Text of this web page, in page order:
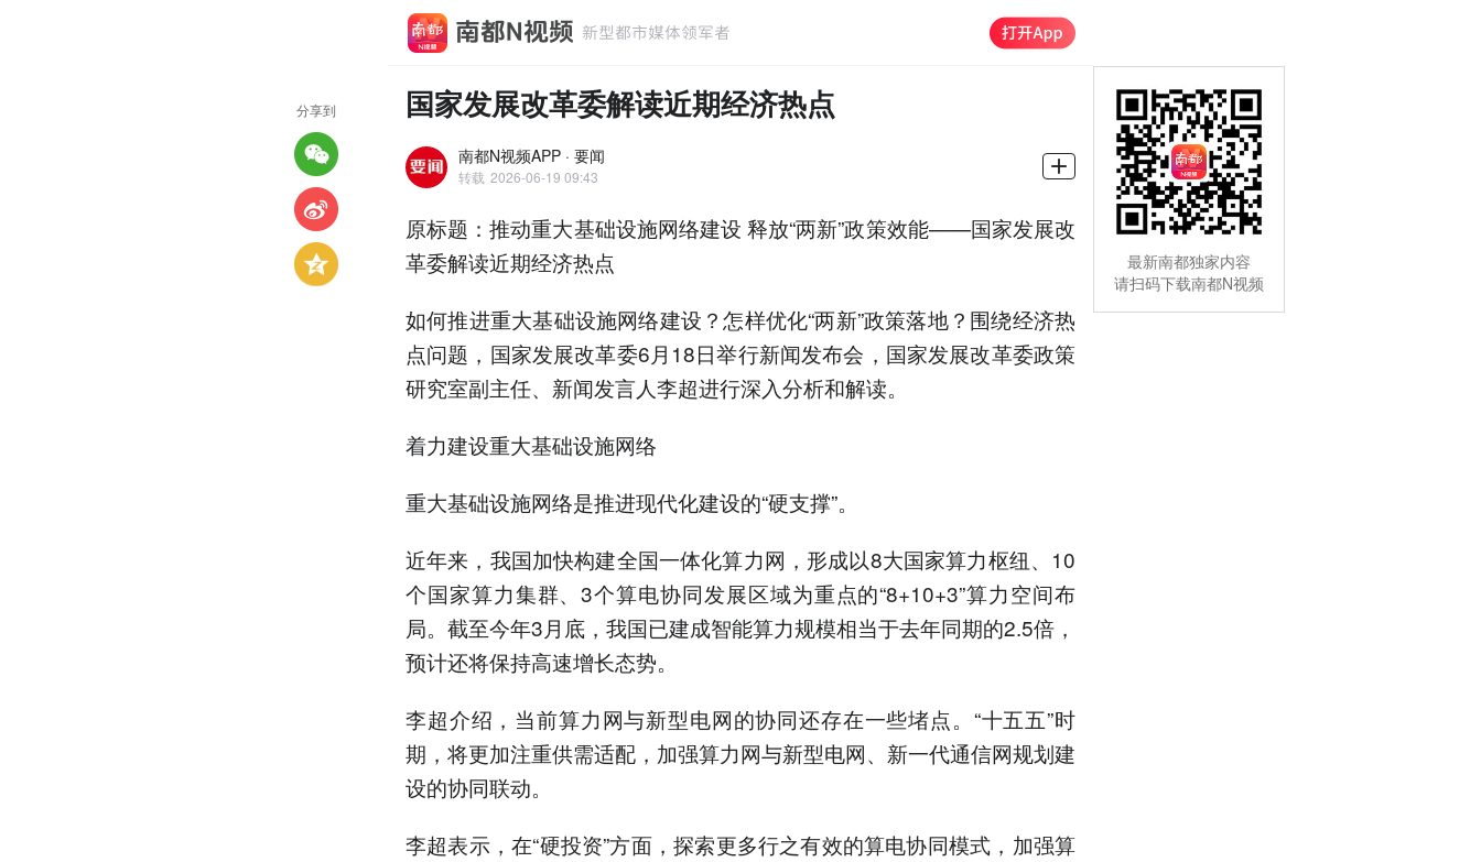
国家发展改革委解读近期经济热点
南都N视频APP · 要闻
转载 2026-06-19 09:43
原标题：推动重大基础设施网络建设 释放“两新”政策效能——国家发展改
革委解读近期经济热点
如何推进重大基础设施网络建设？怎样优化“两新”政策落地？围绕经济热
点问题，国家发展改革委6月18日举行新闻发布会，国家发展改革委政策
研究室副主任、新闻发言人李超进行深入分析和解读。
着力建设重大基础设施网络
重大基础设施网络是推进现代化建设的“硬支撑”。
近年来，我国加快构建全国一体化算力网，形成以8大国家算力枢纽、10
个国家算力集群、3个算电协同发展区域为重点的“8+10+3”算力空间布
局。截至今年3月底，我国已建成智能算力规模相当于去年同期的2.5倍，
预计还将保持高速增长态势。
李超介绍，当前算力网与新型电网的协同还存在一些堵点。“十五五”时
期，将更加注重供需适配，加强算力网与新型电网、新一代通信网规划建
设的协同联动。
李超表示，在“硬投资”方面，探索更多行之有效的算电协同模式，加强算
分享到
最新南都独家内容
请扫码下载南都N视频